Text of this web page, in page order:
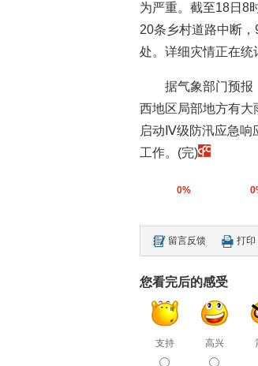
为严重。截至18日8
20条乡村道路中断
处。详细灾情正在统
据气象部门预报
西地区局部地方有
启动Ⅳ级防汛应急响
工作。(完)
0%
留言反馈 打印
您看完后的感受
支持 高兴